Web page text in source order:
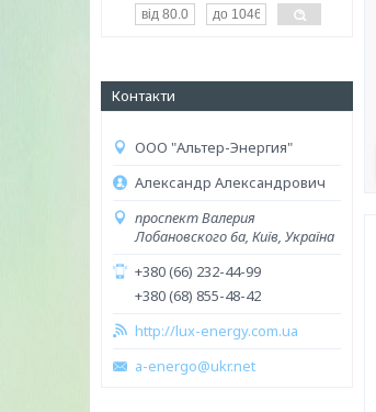
Контакти
ООО "Альтер-Энергия"
Александр Александрович
проспект Валерия
Лобановского 6а, Київ, Україна
+380 (66) 232-44-99
+380 (68) 855-48-42
http://lux-energy.com.ua
a-energo@ukr.net